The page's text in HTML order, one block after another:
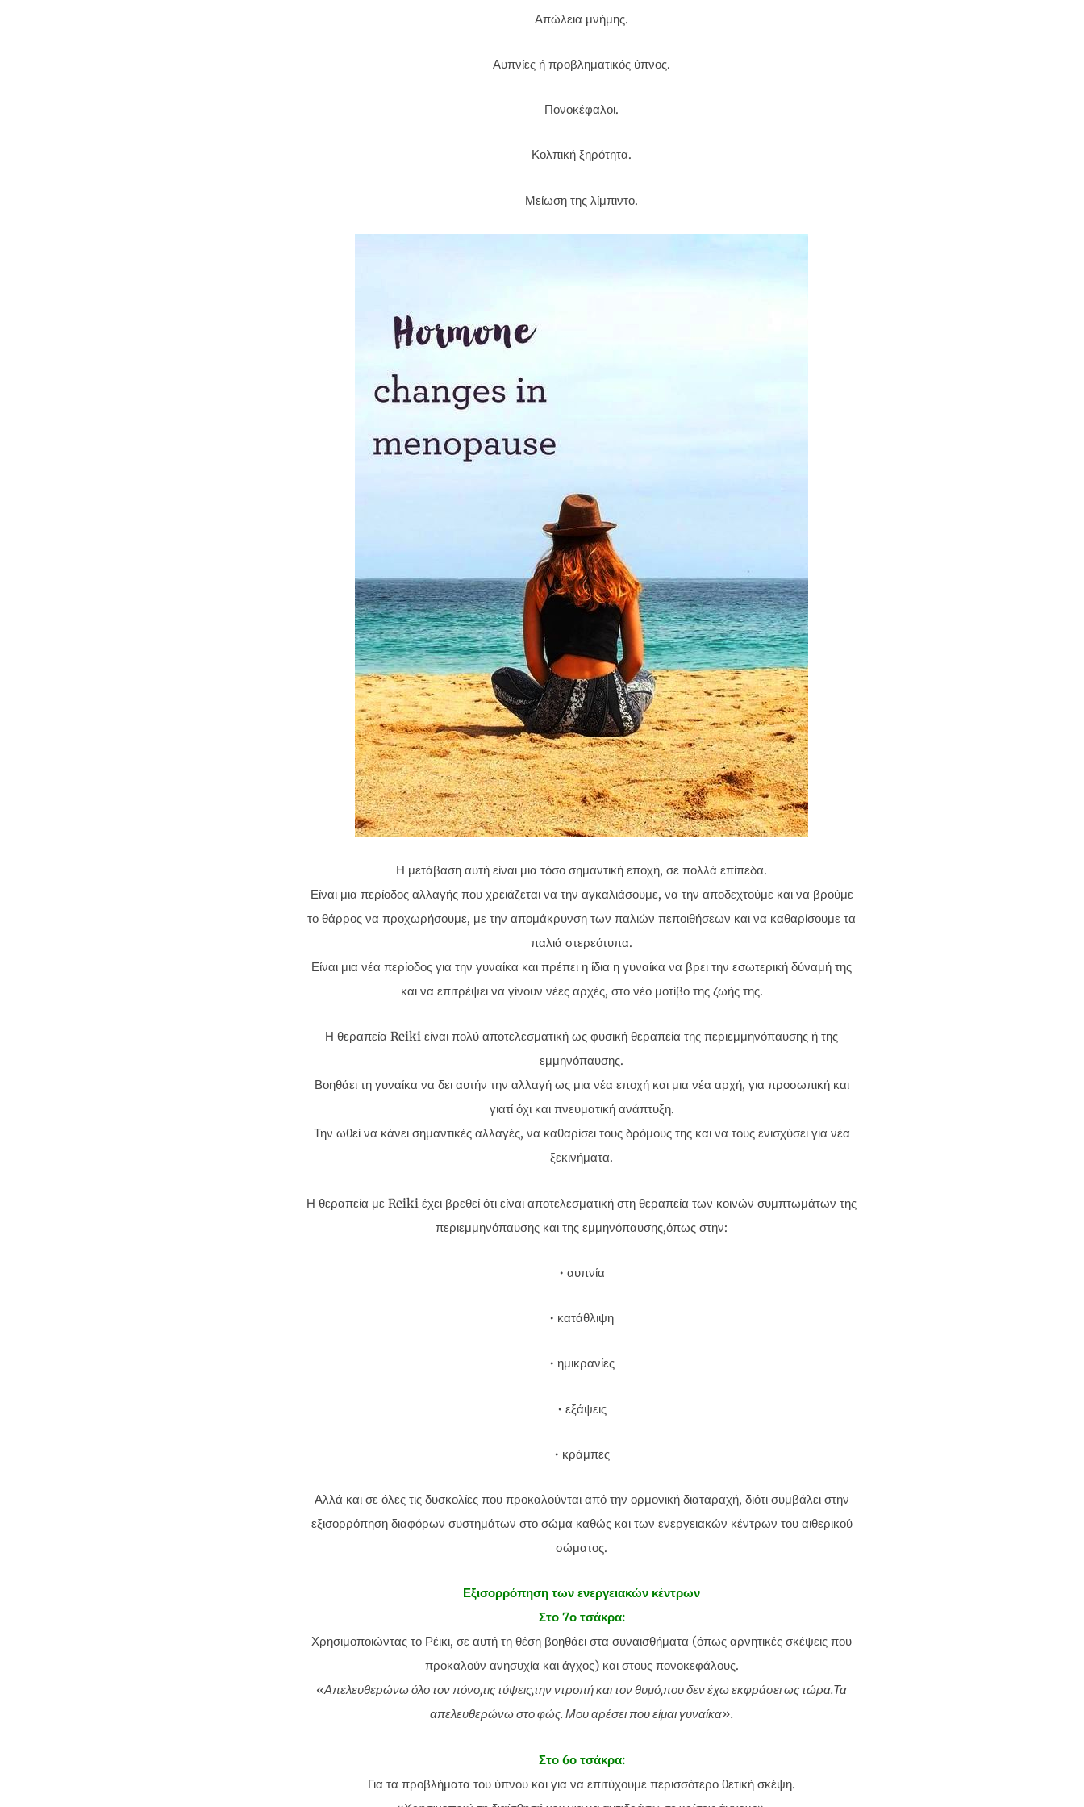
Απώλεια μνήμης.
Αυπνίες ή προβληματικός ύπνος.
Πονοκέφαλοι.
Κολπική ξηρότητα.
Μείωση της λίμπιντο.
Η μετάβαση αυτή είναι μια τόσο σημαντική εποχή, σε πολλά επίπεδα.
Είναι μια περίοδος αλλαγής που χρειάζεται να την αγκαλιάσουμε, να την αποδεχτούμε και να βρούμε
το θάρρος να προχωρήσουμε, με την απομάκρυνση των παλιών πεποιθήσεων και να καθαρίσουμε τα
παλιά στερεότυπα.
Είναι μια νέα περίοδος για την γυναίκα και πρέπει η ίδια η γυναίκα να βρει την εσωτερική δύναμή της
και να επιτρέψει να γίνουν νέες αρχές, στο νέο μοτίβο της ζωής της.
Η θεραπεία Reiki είναι πολύ αποτελεσματική ως φυσική θεραπεία της περιεμμηνόπαυσης ή της
εμμηνόπαυσης.
Βοηθάει τη γυναίκα να δει αυτήν την αλλαγή ως μια νέα εποχή και μια νέα αρχή, για προσωπική και
γιατί όχι και πνευματική ανάπτυξη.
Την ωθεί να κάνει σημαντικές αλλαγές, να καθαρίσει τους δρόμους της και να τους ενισχύσει για νέα
ξεκινήματα.
Η θεραπεία με Reiki έχει βρεθεί ότι είναι αποτελεσματική στη θεραπεία των κοινών συμπτωμάτων της
περιεμμηνόπαυσης και της εμμηνόπαυσης,όπως στην:
• αυπνία
• κατάθλιψη
• ημικρανίες
• εξάψεις
• κράμπες
Αλλά και σε όλες τις δυσκολίες που προκαλούνται από την ορμονική διαταραχή, διότι συμβάλει στην
εξισορρόπηση διαφόρων συστημάτων στο σώμα καθώς και των ενεργειακών κέντρων του αιθερικού
σώματος.
Εξισορρόπηση των ενεργειακών κέντρων
Στο 7ο τσάκρα:
Χρησιμοποιώντας το Ρέικι, σε αυτή τη θέση βοηθάει στα συναισθήματα (όπως αρνητικές σκέψεις που
προκαλούν ανησυχία και άγχος) και στους πονοκεφάλους.
«Απελευθερώνω όλο τον πόνο,τις τύψεις,την ντροπή και τον θυμό,που δεν έχω εκφράσει ως τώρα.Τα
απελευθερώνω στο φώς. Μου αρέσει που είμαι γυναίκα».
Στο 6ο τσάκρα:
Για τα προβλήματα του ύπνου και για να επιτύχουμε περισσότερο θετική σκέψη.